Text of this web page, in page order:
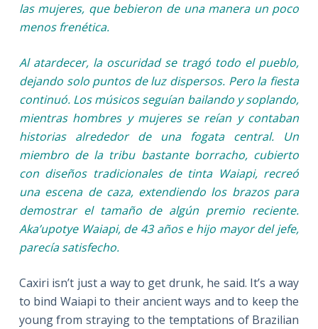
las mujeres, que bebieron de una manera un poco
menos frenética.
Al atardecer, la oscuridad se tragó todo el pueblo,
dejando solo puntos de luz dispersos. Pero la fiesta
continuó. Los músicos seguían bailando y soplando,
mientras hombres y mujeres se reían y contaban
historias alrededor de una fogata central. Un
miembro de la tribu bastante borracho, cubierto
con diseños tradicionales de tinta Waiapi, recreó
una escena de caza, extendiendo los brazos para
demostrar el tamaño de algún premio reciente.
Aka’upotye Waiapi, de 43 años e hijo mayor del jefe,
parecía satisfecho.
Caxiri isn’t just a way to get drunk, he said. It’s a way
to bind Waiapi to their ancient ways and to keep the
young from straying to the temptations of Brazilian